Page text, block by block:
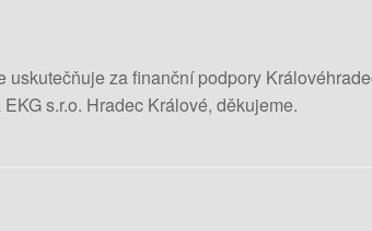
uskutečňuje za finanční podpory
EKG s.r.o. Hradec Králové, děkujeme.